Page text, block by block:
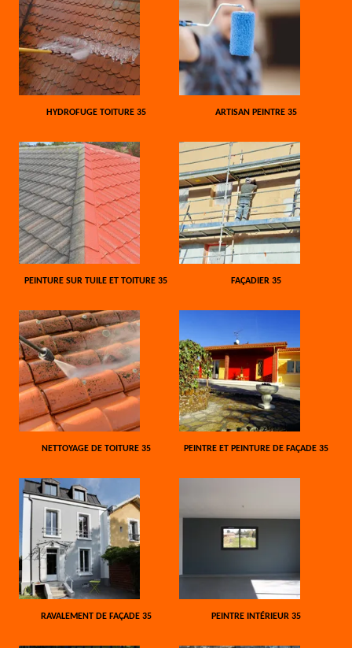
HYDROFUGE TOITURE 35 ARTISAN PEINTRE 35
PEINTURE SUR TUILE ET TOITURE 35 FAÇADIER 35
NETTOYAGE DE TOITURE 35 PEINTRE ET PEINTURE DE FAÇADE 35
RAVALEMENT DE FAÇADE 35 PEINTRE INTÉRIEUR 35